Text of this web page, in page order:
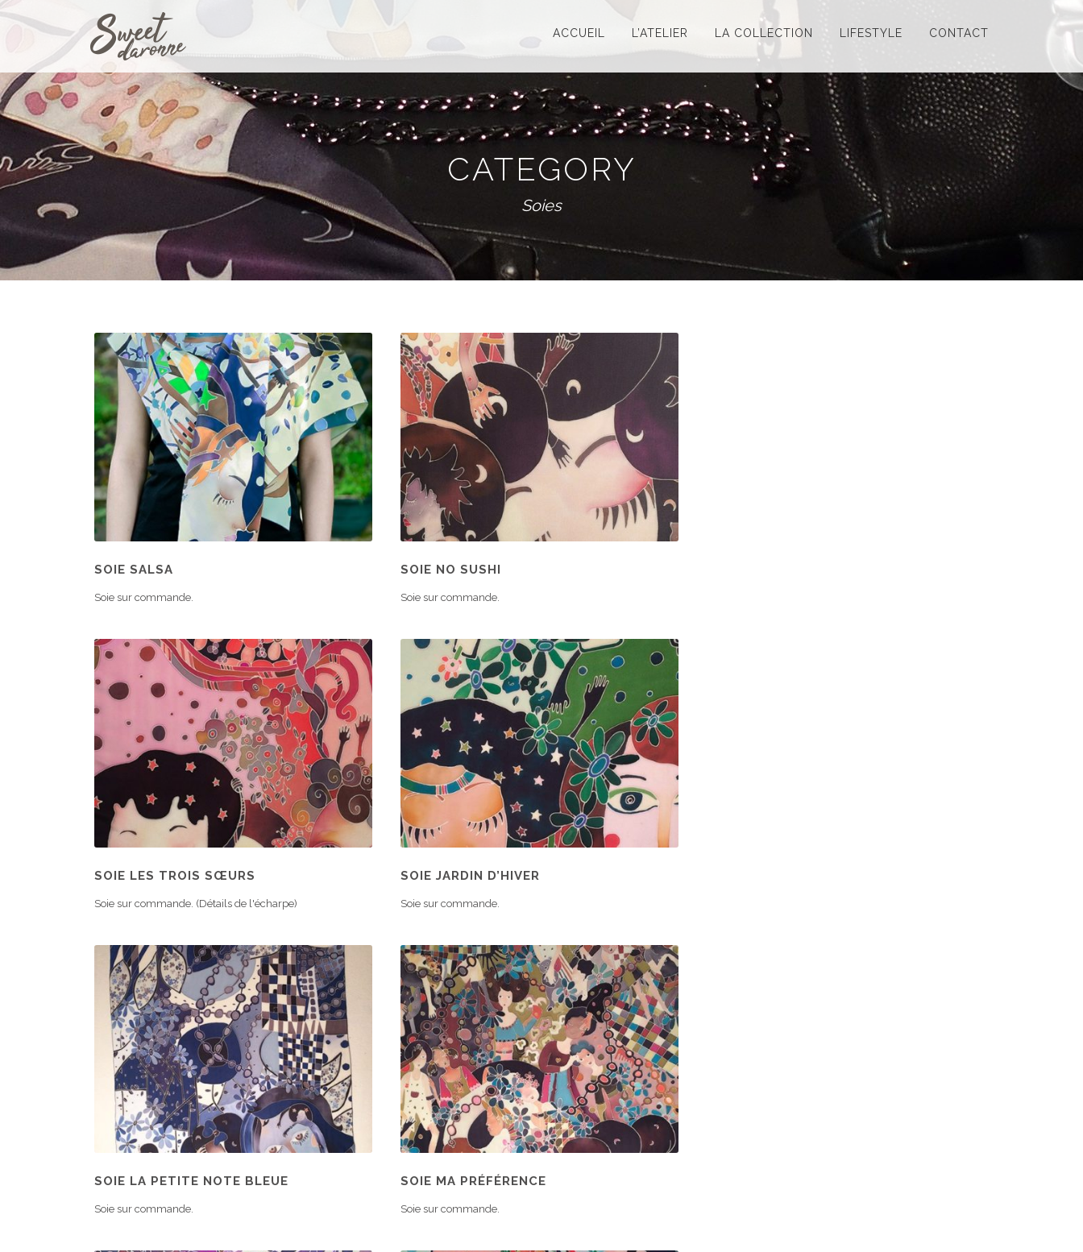
ACCUEIL L’ATELIER LA COLLECTION LIFESTYLE CONTACT
CATEGORY
Soies
SOIE SALSA
Soie sur commande.
SOIE NO SUSHI
Soie sur commande.
SOIE LES TROIS SŒURS
Soie sur commande. (Détails de l'écharpe)
SOIE JARDIN D’HIVER
Soie sur commande.
SOIE LA PETITE NOTE BLEUE
Soie sur commande.
SOIE MA PRÉFÉRENCE
Soie sur commande.